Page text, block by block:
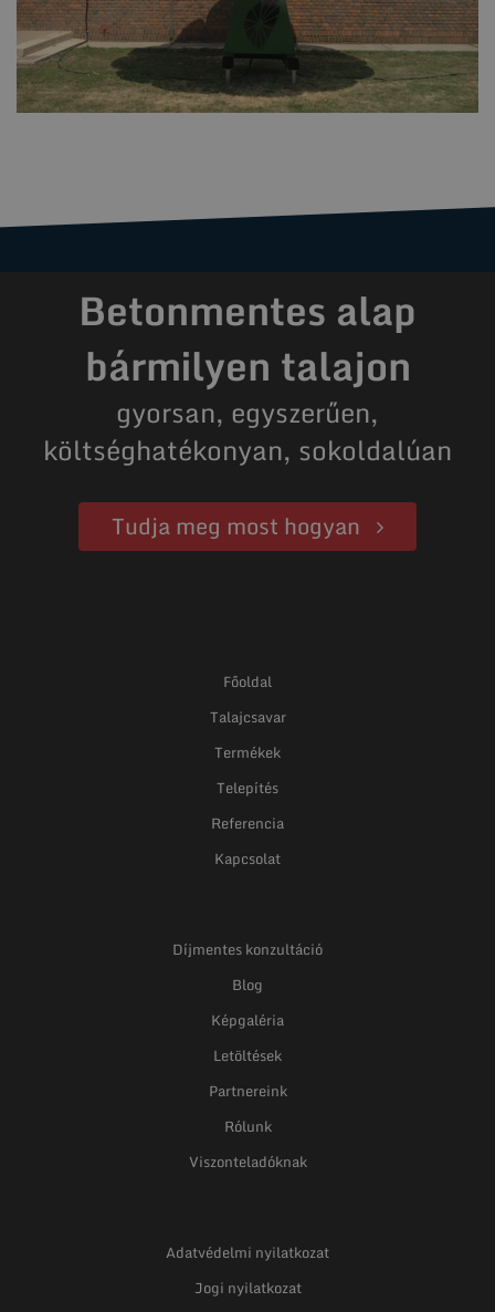
Betonmentes alap
bármilyen talajon
gyorsan, egyszerűen,
költséghatékonyan, sokoldalúan
Tudja meg most hogyan
Főoldal
Talajcsavar
Termékek
Telepítés
Referencia
Kapcsolat
Díjmentes konzultáció
Blog
Képgaléria
Letöltések
Partnereink
Rólunk
Viszonteladóknak
Adatvédelmi nyilatkozat
Jogi nyilatkozat